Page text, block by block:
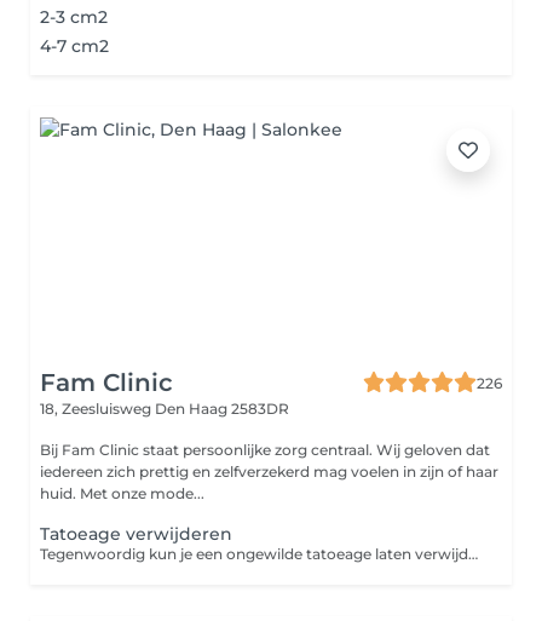
2-3 cm2
4-7 cm2
Fam Clinic
226
18, Zeesluisweg Den Haag 2583DR
Bij Fam Clinic staat persoonlijke zorg centraal. Wij geloven dat
iedereen zich prettig en zelfverzekerd mag voelen in zijn of haar
huid. Met onze mode...
Tatoeage verwijderen
Tegenwoordig kun je een ongewilde tatoeage laten verwijderen. Dit kan operatief gedaan worden of door middel van een laserbehandeling. Bij een laserbehandeling wordt de tatoeage geheel verwijderd zonder dat er een litteken overblijft.